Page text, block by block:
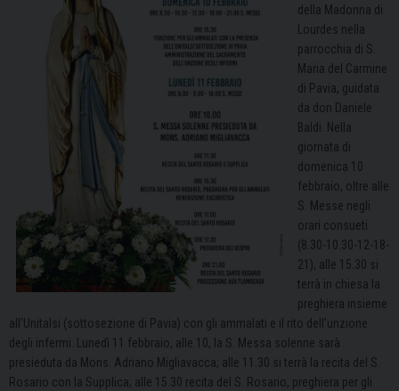
della Madonna di
Lourdes nella
parrocchia di S.
Maria del Carmine
di Pavia, guidata
da don Daniele
Baldi. Nella
giornata di
domenica 10
febbraio, oltre alle
S. Messe negli
orari consueti
(8.30-10.30-12-18-
21), alle 15.30 si
terrà in chiesa la
preghiera insieme
all’Unitalsi (sottosezione di Pavia) con gli ammalati e il rito dell’unzione
degli infermi. Lunedì 11 febbraio, alle 10, la S. Messa solenne sarà
presieduta da Mons. Adriano Migliavacca; alle 11.30 si terrà la recita del S.
Rosario con la Supplica; alle 15.30 recita del S. Rosario, preghiera per gli